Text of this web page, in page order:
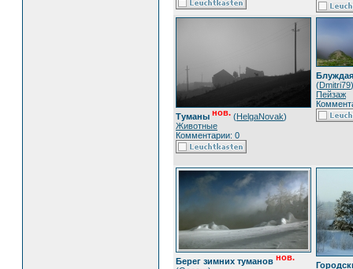
Туманы нов. (HelgaNovak)
Животные
Комментарии: 0
(Dmitri79)
Пейзаж
Берег зимних туманов нов.